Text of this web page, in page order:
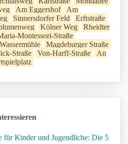
Am Eggershof
Am
Sinnersdorfer Feld
Erftstraße
Kölner Weg
Rheidter
Montessori-Straße
Magdeburger Straße
Straße Von-Harff-Straße
An
für Kinder und Jugendliche: Die 5